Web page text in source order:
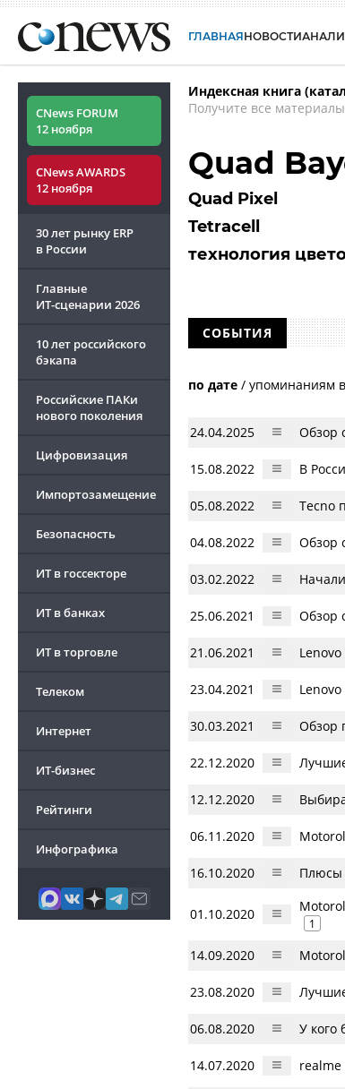
ГЛАВНАЯНОВОСТИ
CNews FORUM
12 ноября
CNews AWARDS
12 ноября
30 лет рынку ERP
в России
Главные
ИТ-сценарии 2026
10 лет российского
бэкапа
Российские ПАКи
нового поколения
Цифровизация
Импортозамещение
Безопасность
ИТ в госсекторе
ИТ в банках
ИТ в торговле
Телеком
Интернет
ИТ-бизнес
Рейтинги
Инфографика
Индексная книга
Получите все
Quad
Quad Pixel
Tetracell
технология
СОБЫТИЯ
по дате / упоминаниям в
24.04.2025 Обзор
15.08.2022 В
05.08.2022 Tecno
04.08.2022 Обзор
03.02.2022
25.06.2021 Обзор
21.06.2021
23.04.2021
30.03.2021 Обзор
22.12.2020
12.12.2020
06.11.2020
16.10.2020 Плюсы
01.10.2020
1
14.09.2020
23.08.2020
06.08.2020 У
14.07.2020 realme